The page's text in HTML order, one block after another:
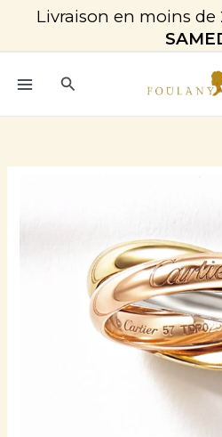
contenu
Livraison en moins de
Rechercher